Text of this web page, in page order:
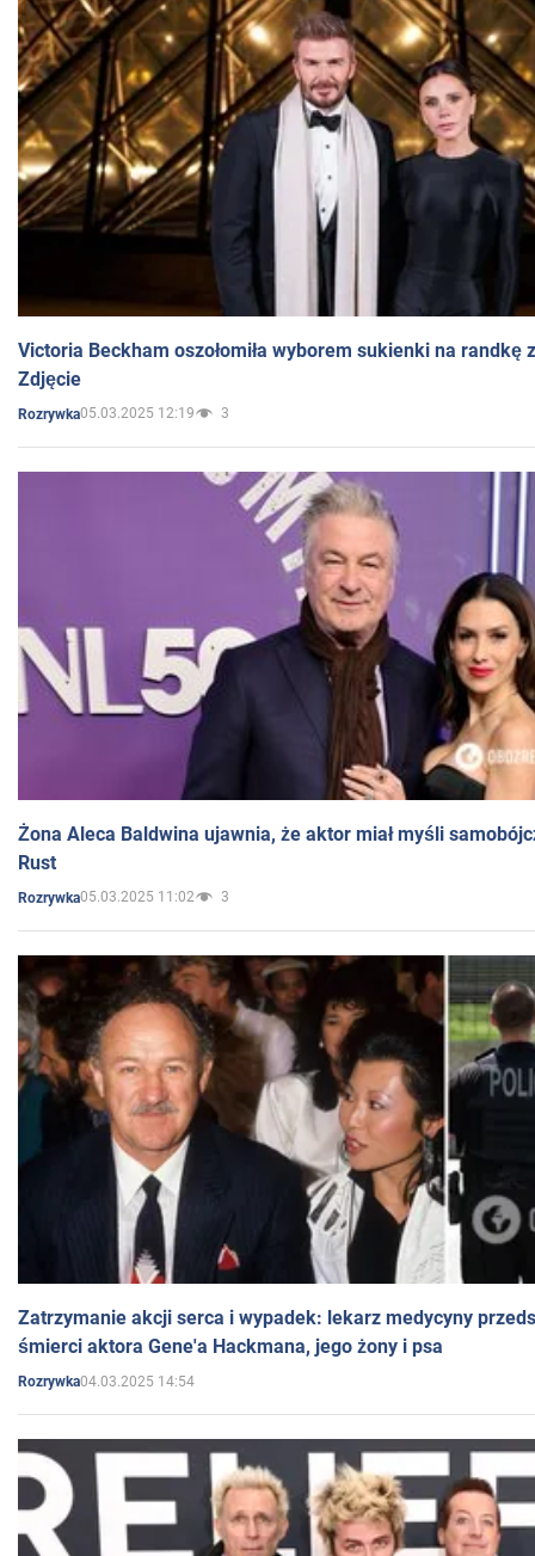
Victoria Beckham oszołomiła wyborem sukienki na randkę
Zdjęcie
Rozrywka05.03.2025 12:19 3
Żona Aleca Baldwina ujawnia, że aktor miał myśli
Rust
Rozrywka05.03.2025 11:02 3
Zatrzymanie akcji serca i wypadek: lekarz medycyny
śmierci aktora Gene'a Hackmana, jego żony i psa
Rozrywka04.03.2025 14:54